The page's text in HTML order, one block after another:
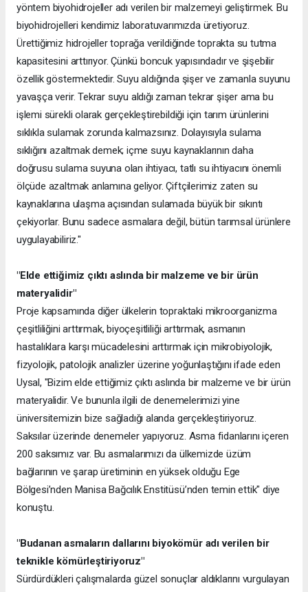
yöntem biyohidrojeller adı verilen bir malzemeyi geliştirmek. Bu
biyohidrojelleri kendimiz laboratuvarımızda üretiyoruz.
Ürettiğimiz hidrojeller toprağa verildiğinde toprakta su tutma
kapasitesini arttırıyor. Çünkü boncuk yapısındadır ve şişebilir
özellik göstermektedir. Suyu aldığında şişer ve zamanla suyunu
yavaşça verir. Tekrar suyu aldığı zaman tekrar şişer ama bu
işlemi sürekli olarak gerçekleştirebildiği için tarım ürünlerini
sıklıkla sulamak zorunda kalmazsınız. Dolayısıyla sulama
sıklığını azaltmak demek; içme suyu kaynaklarının daha
doğrusu sulama suyuna olan ihtiyacı, tatlı su ihtiyacını önemli
ölçüde azaltmak anlamına geliyor. Çiftçilerimiz zaten su
kaynaklarına ulaşma açısından sulamada büyük bir sıkıntı
çekiyorlar. Bunu sadece asmalara değil, bütün tarımsal ürünlere
uygulayabiliriz."
"Elde ettiğimiz çıktı aslında bir malzeme ve bir ürün
materyalidir"
Proje kapsamında diğer ülkelerin topraktaki mikroorganizma
çeşitliliğini arttırmak, biyoçeşitliliği arttırmak, asmanın
hastalıklara karşı mücadelesini arttırmak için mikrobiyolojik,
fizyolojik, patolojik analizler üzerine yoğunlaştığını ifade eden
Uysal, "Bizim elde ettiğimiz çıktı aslında bir malzeme ve bir ürün
materyalidir. Ve bununla ilgili de denemelerimizi yine
üniversitemizin bize sağladığı alanda gerçekleştiriyoruz.
Saksılar üzerinde denemeler yapıyoruz. Asma fidanlarını içeren
200 saksımız var. Bu asmalarımızı da ülkemizde üzüm
bağlarının ve şarap üretiminin en yüksek olduğu Ege
Bölgesi’nden Manisa Bağcılık Enstitüsü’nden temin ettik" diye
konuştu.
"Budanan asmaların dallarını biyokömür adı verilen bir
teknikle kömürleştiriyoruz"
Sürdürdükleri çalışmalarda güzel sonuçlar aldıklarını vurgulayan